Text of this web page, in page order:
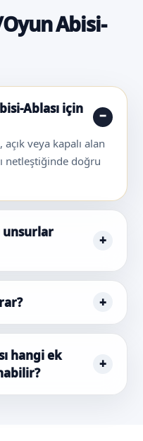
Abisi-
Ablası için
veya kapalı alan
netleştiğinde doğru
unsurlar
hangi ek